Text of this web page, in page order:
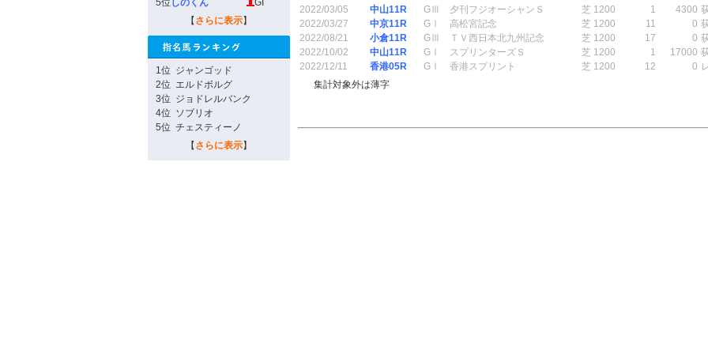
5位 しのくん
GI
【 さらに表示】
1位 ジャンゴッド
2位 エルドボルグ
3位 ジョドレルバンク
4位 ソブリオ
5位 チェスティーノ
【 さらに表示】
2022/03/05
中山11R GⅢ 夕刊フジオーシャンＳ 芝 1200 1 4300
2022/03/27
中京11R GⅠ 高松宮記念 芝 1200 11 0
2022/08/21
小倉11R GⅢ ＴＶ西日本北九州記念 芝 1200 17 0
2022/10/02
中山11R GⅠ スプリンターズＳ 芝 1200 1 17000
2022/12/11
香港05R GⅠ 香港スプリント 芝 1200 12 0
集計対象外は薄字